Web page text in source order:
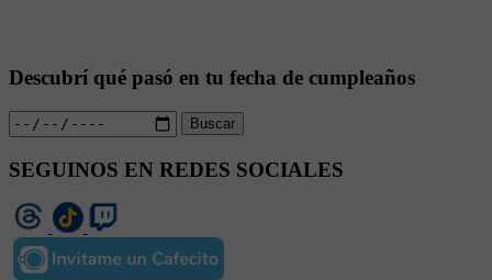
Descubrí qué pasó en tu fecha de cumpleaños
Buscar
SEGUINOS EN REDES SOCIALES